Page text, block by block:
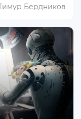
e-
Бердников